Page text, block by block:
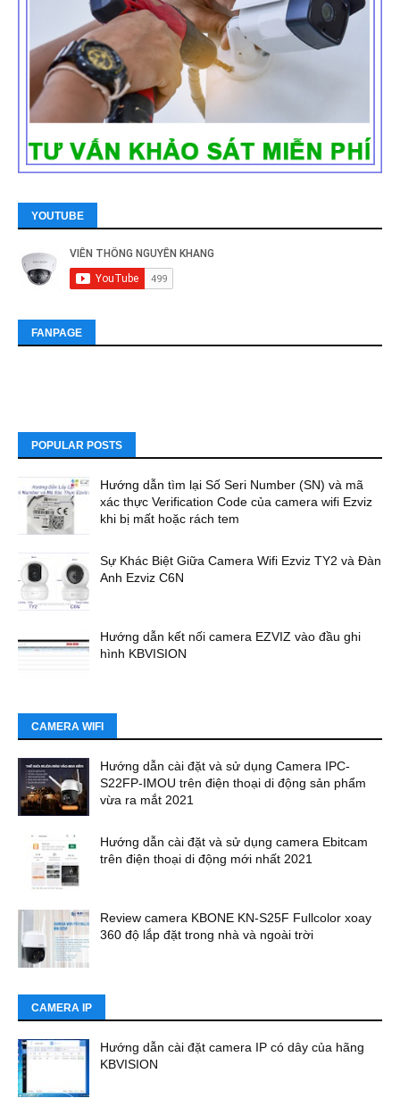
YOUTUBE
FANPAGE
POPULAR POSTS
Hướng dẫn tìm lại Số Seri Number (SN) và mã
xác thực Verification Code của camera wifi Ezviz
khi bị mất hoặc rách tem
Sự Khác Biệt Giữa Camera Wifi Ezviz TY2 và Đàn
Anh Ezviz C6N
Hướng dẫn kết nối camera EZVIZ vào đầu ghi
hình KBVISION
CAMERA WIFI
Hướng dẫn cài đặt và sử dụng Camera IPC-
S22FP-IMOU trên điện thoại di động sản phẩm
vừa ra mắt 2021
Hướng dẫn cài đặt và sử dụng camera Ebitcam
trên điện thoại di động mới nhất 2021
Review camera KBONE KN-S25F Fullcolor xoay
360 độ lắp đặt trong nhà và ngoài trời
CAMERA IP
Hướng dẫn cài đặt camera IP có dây của hãng
KBVISION